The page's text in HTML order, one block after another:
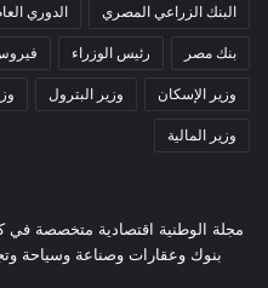
البنك الزراعي المصري الدوري
بنك مصر رئيس الوزراء
وزير الإسكان وزير البترول
وزير المالية
مجلة الوطنية اقتصادية متخصصة في
بنوك وعقارات وصناعة وسياحة